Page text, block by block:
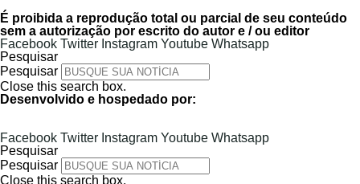
É proibida a reprodução total ou parcial de seu conteúdo
sem a autorização por escrito do autor e / ou editor
Facebook Twitter Instagram Youtube Whatsapp
Pesquisar
Pesquisar
Close this search box.
Desenvolvido e hospedado por:
Facebook Twitter Instagram Youtube Whatsapp
Pesquisar
Pesquisar
Close this search box.